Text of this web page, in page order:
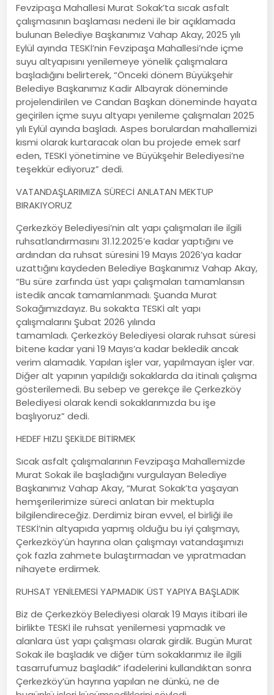
Fevzipaşa Mahallesi Murat Sokak’ta sıcak asfalt
çalışmasının başlaması nedeni ile bir açıklamada
bulunan Belediye Başkanımız Vahap Akay, 2025 yılı
Eylül ayında TESKİ’nin Fevzipaşa Mahallesi’nde içme
suyu altyapısını yenilemeye yönelik çalışmalara
başladığını belirterek, “Önceki dönem Büyükşehir
Belediye Başkanımız Kadir Albayrak döneminde
projelendirilen ve Candan Başkan döneminde hayata
geçirilen içme suyu altyapı yenileme çalışmaları 2025
yılı Eylül ayında başladı. Aspes borulardan mahallemizi
kısmi olarak kurtaracak olan bu projede emek sarf
eden, TESKİ yönetimine ve Büyükşehir Belediyesi’ne
teşekkür ediyoruz” dedi.
VATANDAŞLARIMIZA SÜRECİ ANLATAN MEKTUP
BIRAKIYORUZ
Çerkezköy Belediyesi’nin alt yapı çalışmaları ile ilgili
ruhsatlandırmasını 31.12.2025’e kadar yaptığını ve
ardından da ruhsat süresini 19 Mayıs 2026’ya kadar
uzattığını kaydeden Belediye Başkanımız Vahap Akay,
“Bu süre zarfında üst yapı çalışmaları tamamlansın
istedik ancak tamamlanmadı. Şuanda Murat
Sokağımızdayız. Bu sokakta TESKİ alt yapı
çalışmalarını Şubat 2026 yılında
tamamladı. Çerkezköy Belediyesi olarak ruhsat süresi
bitene kadar yani 19 Mayıs’a kadar bekledik ancak
verim alamadık. Yapılan işler var, yapılmayan işler var.
Diğer alt yapının yapıldığı sokaklarda da itinalı çalışma
gösterilemedi. Bu sebep ve gerekçe ile Çerkezköy
Belediyesi olarak kendi sokaklarımızda bu işe
başlıyoruz” dedi.
HEDEF HIZLI ŞEKİLDE BİTİRMEK
Sıcak asfalt çalışmalarının Fevzipaşa Mahallemizde
Murat Sokak ile başladığını vurgulayan Belediye
Başkanımız Vahap Akay, “Murat Sokak’ta yaşayan
hemşerilerimize süreci anlatan bir mektupla
bilgilendireceğiz. Derdimiz biran evvel, el birliği ile
TESKİ’nin altyapıda yapmış olduğu bu iyi çalışmayı,
Çerkezköy’ün hayrına olan çalışmayı vatandaşımızı
çok fazla zahmete bulaştırmadan ve yıpratmadan
nihayete erdirmek.
RUHSAT YENİLEMESİ YAPMADIK ÜST YAPIYA BAŞLADIK
Biz de Çerkezköy Belediyesi olarak 19 Mayıs itibari ile
birlikte TESKİ ile ruhsat yenilemesi yapmadık ve
alanlara üst yapı çalışması olarak girdik. Bugün Murat
Sokak ile başladık ve diğer tüm sokaklarımız ile ilgili
tasarrufumuz başladık” ifadelerini kullandıktan sonra
Çerkezköy’ün hayrına yapılan ne dünkü, ne de